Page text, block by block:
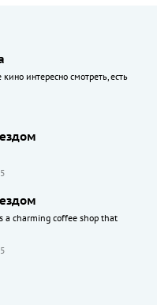
интересно смотреть, есть
a charming coffee shop that